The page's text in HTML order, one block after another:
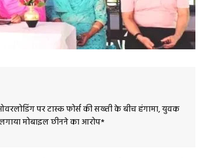
पर टास्क फोर्स की सख्ती के बीच हंगामा, युवक
मोबाइल छीनने का आरोप*